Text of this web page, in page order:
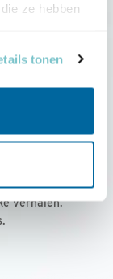
ze hebben
tonen
per jaar
met
verhalen.